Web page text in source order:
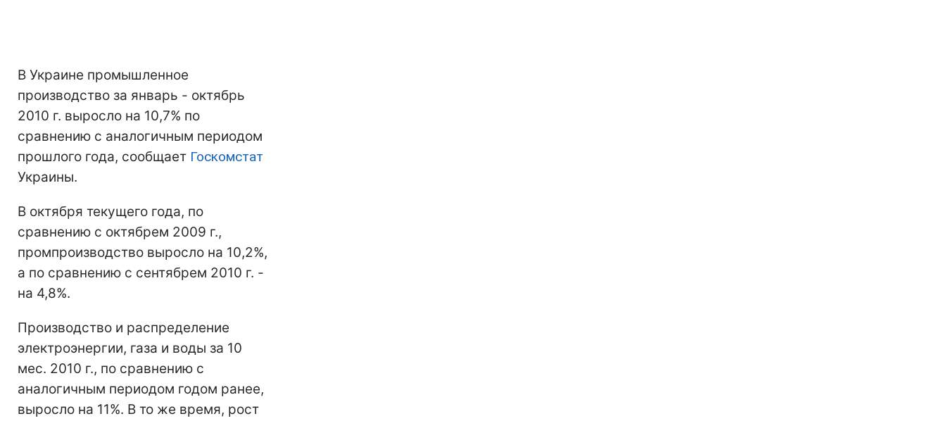
В Украине промышленное
производство за январь - октябрь
2010 г. выросло на 10,7% по
сравнению с аналогичным периодом
прошлого года, сообщает Госкомстат
Украины.
В октября текущего года, по
сравнению с октябрем 2009 г.,
промпроизводство выросло на 10,2%,
а по сравнению с сентябрем 2010 г. -
на 4,8%.
Производство и распределение
электроэнергии, газа и воды за 10
мес. 2010 г., по сравнению с
аналогичным периодом годом ранее,
выросло на 11%. В то же время, рост